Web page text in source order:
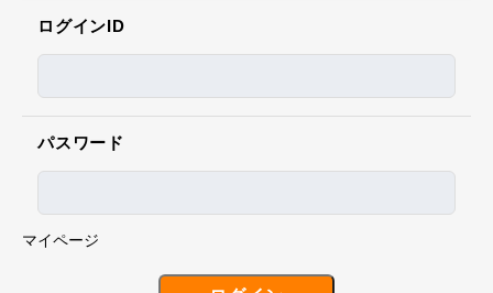
ログインID
パスワード
マイページ